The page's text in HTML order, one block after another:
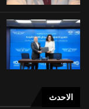
الاحدث